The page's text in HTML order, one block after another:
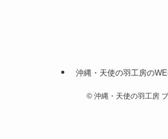
沖縄・天使の羽工房の
© 沖縄・天使の羽工房